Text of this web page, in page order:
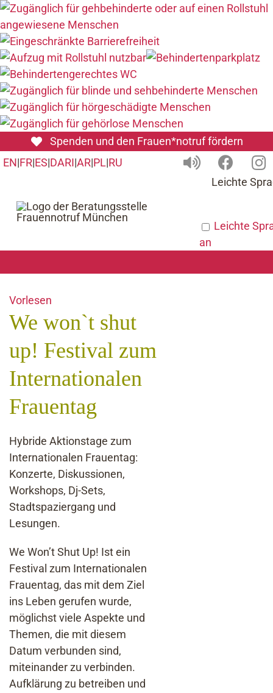
Inhalt
Spenden und den Frauen*notruf fördern
EN|FR|ES|DARI|AR|PL|RU
Leichte
Leichte
an
Vorlesen
We won`t shut
up! Festival zum
Internationalen
Frauentag
Hybride Aktionstage zum
Internationalen Frauentag:
Konzerte, Diskussionen,
Workshops, Dj-Sets,
Stadtspaziergang und
Lesungen.
We Won’t Shut Up! Ist ein
Festival zum Internationalen
Frauentag, das mit dem Ziel
ins Leben gerufen wurde,
möglichst viele Aspekte und
Themen, die mit diesem
Datum verbunden sind,
miteinander zu verbinden.
Aufklärung zu betreiben und